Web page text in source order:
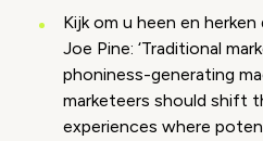
Kijk om u heen en
Joe Pine: ‘Traditional
phoniness-generating
marketeers should shift
experiences where